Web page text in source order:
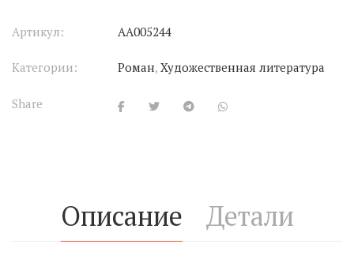
Артикул: АА005244
Категории: Роман, Художественная литература
Share
Описание Детали